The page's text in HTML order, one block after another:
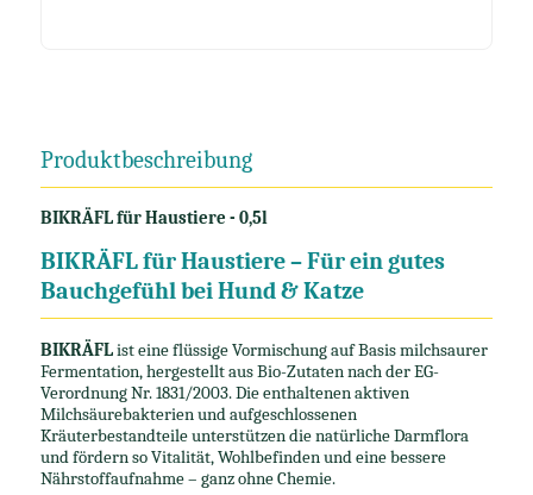
Produktbeschreibung
BIKRÄFL für Haustiere - 0,5l
BIKRÄFL für Haustiere – Für ein gutes
Bauchgefühl bei Hund & Katze
BIKRÄFList eine flüssige Vormischung auf Basis milchsaurer
Fermentation, hergestellt aus Bio-Zutaten nach der EG-
Verordnung Nr. 1831/2003. Die enthaltenen aktiven
Milchsäurebakterien und aufgeschlossenen
Kräuterbestandteile unterstützen die natürliche Darmflora
und fördern so Vitalität, Wohlbefinden und eine bessere
Nährstoffaufnahme – ganz ohne Chemie.